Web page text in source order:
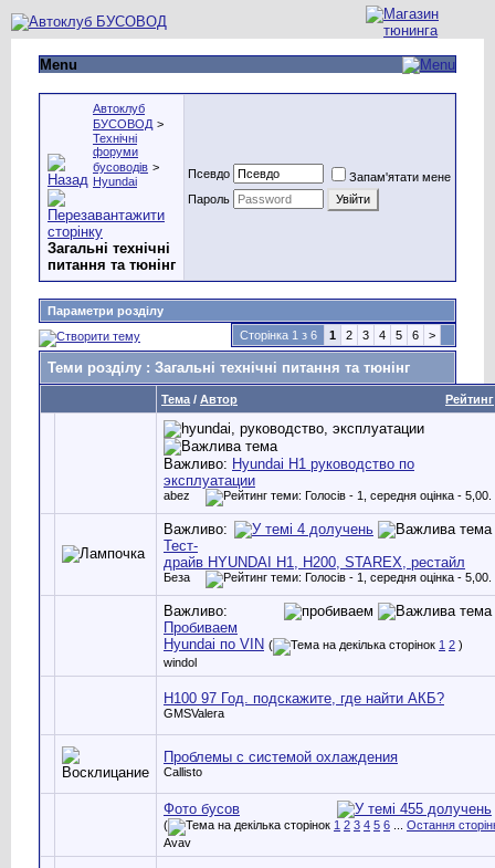
Menu
Автоклуб
БУСОВОД >
Технічні
форуми
бусоводів >
Hyundai
Загальні технічні
питання та тюнінг
Псевдо
Запам'ятати мене
Пароль
Параметри розділу
Сторінка 1 з 6
1 2 3 4 5 6 >
Теми розділу : Загальні технічні питання та тюнінг
Рейтинг
Тема / Автор
Важливо: Hyundai H1 руководство по
эксплуатации
abez
Важливо:
Тест-
драйв HYUNDAI H1, H200, STAREX, рестайл
Беза
Важливо:
Пробиваем
Hyundai по VIN ( 1 2 )
windol
H100 97 Год. подскажите, где найти АКБ?
GMSValera
Проблемы с системой охлаждения
Callisto
Фото бусов
( 1 2 3 4 5 6
Остання
Avav